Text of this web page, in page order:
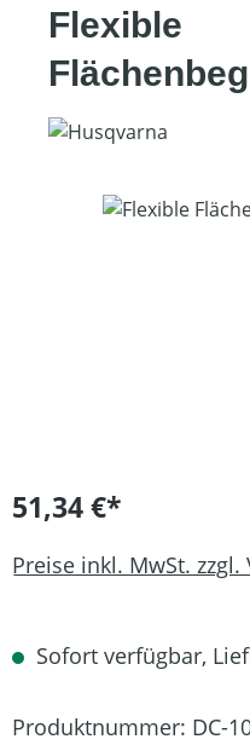
Flexible
Bildergalerie
51,34 €*
Preise inkl. MwSt.
Sofort verfügbar,
Produktnummer: DC-